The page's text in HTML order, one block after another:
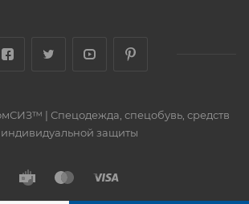
| Спецодежда, спецобувь, средств
индивидуальной защиты